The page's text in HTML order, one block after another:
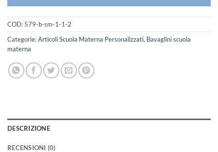
COD: 579-b-sm-1-1-2
Categorie:Articoli Scuola Materna Personalizzati, Bavaglini scuola
materna
DESCRIZIONE
RECENSIONI (0)